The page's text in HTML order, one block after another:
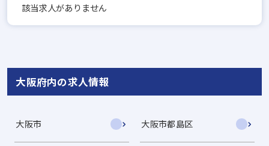
該当求人がありません
大阪府内の求人情報
大阪市 大阪市都島区